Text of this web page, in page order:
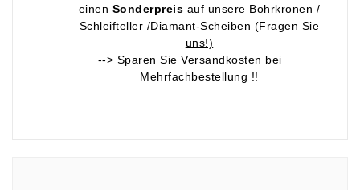
einen Sonderpreis auf unsere Bohrkronen /
Schleifteller /Diamant-Scheiben (Fragen Sie
uns!)
--> Sparen Sie Versandkosten bei
Mehrfachbestellung !!